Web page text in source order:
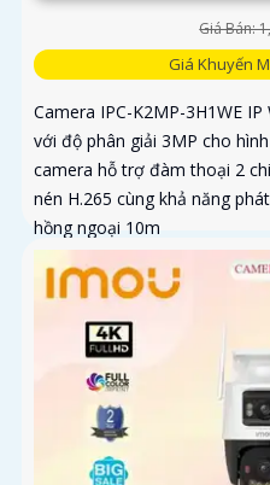
Giá Bán:
Giá Khuyến
Camera IPC-K2MP-3H1WE
với độ phân giải 3MP cho
camera hỗ trợ đàm thoại 2
nén H.265 cùng khả năng
hồng ngoại 10m